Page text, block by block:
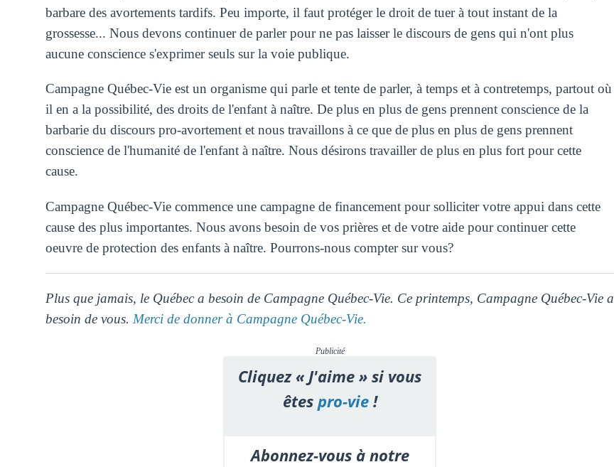
barbare des avortements tardifs. Peu importe, il faut protéger le droit de tuer à tout instant de la
grossesse... Nous devons continuer de parler pour ne pas laisser le discours de gens qui n'ont plus
aucune conscience s'exprimer seuls sur la voie publique.
Campagne Québec-Vie est un organisme qui parle et tente de parler, à temps et à contretemps, partout où
il en a la possibilité, des droits de l'enfant à naître. De plus en plus de gens prennent conscience de la
barbarie du discours pro-avortement et nous travaillons à ce que de plus en plus de gens prennent
conscience de l'humanité de l'enfant à naître. Nous désirons travailler de plus en plus fort pour cette
cause.
Campagne Québec-Vie commence une campagne de financement pour solliciter votre appui dans cette
cause des plus importantes. Nous avons besoin de vos prières et de votre aide pour continuer cette
oeuvre de protection des enfants à naître. Pourrons-nous compter sur vous?
Plus que jamais, le Québec a besoin de Campagne Québec-Vie. Ce printemps, Campagne Québec-Vie a
besoin de vous. Merci de donner à Campagne Québec-Vie.
Publicité
Cliquez « J'aime » si vous
êtespro-vie!
Abonnez-vous à notre